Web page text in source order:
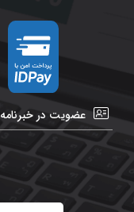
عضویت در خبرنامه